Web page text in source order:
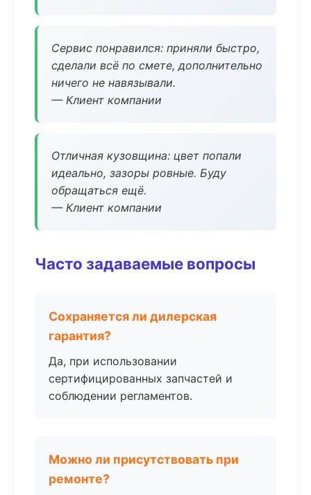
Сервис понравился: приняли быстро,
сделали всё по смете, дополнительно
ничего не навязывали.
— Клиент компании
Отличная кузовщина: цвет попали
идеально, зазоры ровные. Буду
обращаться ещё.
— Клиент компании
Часто задаваемые вопросы
Сохраняется ли дилерская
гарантия?
Да, при использовании
сертифицированных запчастей и
соблюдении регламентов.
Можно ли присутствовать при
ремонте?